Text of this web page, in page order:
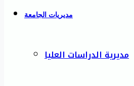
مديريات الجامعة
مديرية الدراسات العليا